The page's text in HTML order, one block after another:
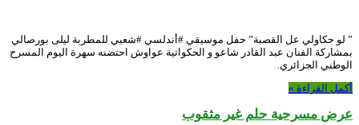
” لو حكاولي عل القصبة” حفل موسيقي #أندلسي #شعبي للمطربة ليلى بورصالي
بمشاركة الفنان عبد القادر شاعو و الحكواتية عواوش احتضنه سهرة اليوم المسرح
الوطني الجزائري.
أكمل القراءة »
عرض مسرحية حلم غير مثقوب